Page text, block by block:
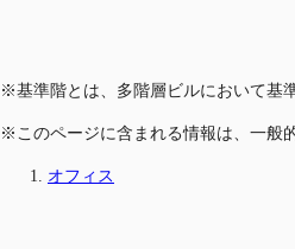
※基準階とは、多階層ビルにおいて基
※このページに含まれる情報は、一般
オフィス